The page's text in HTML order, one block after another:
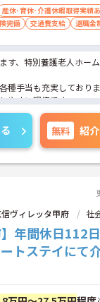
産休･育休･介護休暇取得実績
完備 交通費支給 退職金
す、特別養護老人ホー
種手当も充実しており
やすい環境です。
ナビ介護職までお問い
無料 紹
ヴィレッタ甲府 社
】年間休日112
トステイにて